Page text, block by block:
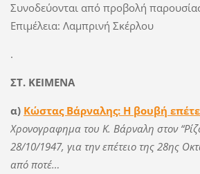
Συνοδεύονται από προβολή
Επιμέλεια: Λαμπρινή Σκέρλου
.
ΣΤ. ΚΕΙΜΕΝΑ
α) Κώστας Βάρναλης: Η βουβή
Χρονογραφημα του Κ. Βάρναλη στον
28/10/1947, για την επέτειο της 28ης
από ποτέ…